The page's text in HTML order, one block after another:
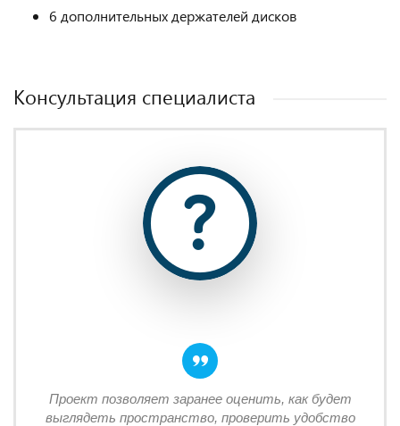
6 дополнительных держателей дисков
Консультация специалиста
Проект позволяет заранее оценить, как будет
выглядеть пространство, проверить удобство